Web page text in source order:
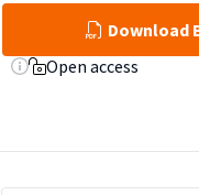
Download
Open access